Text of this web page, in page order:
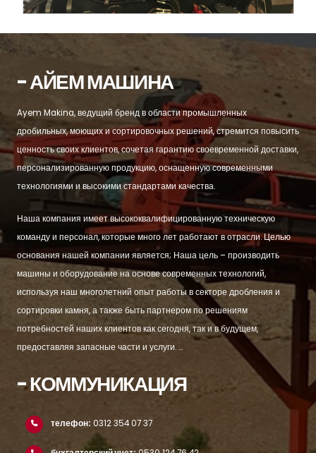
- АЙЕМ МАШИНА
Ayem Makina, ведущий бренд в области промышленных
дробильных, моющих и сортировочных решений, стремится повысить
ценность своих клиентов, сочетая гарантию своевременной доставки,
персонализированную продукцию, оснащенную современными
технологиями и высокими стандартами качества.
Наша компания имеет высококвалифицированную техническую
команду и персонал, которые много лет работают в отрасли. Целью
основания нашей компании является; Наша цель – производить
машины и оборудование на основе современных технологий,
используя наш многолетний опыт работы в секторе дробления и
сортировки камня, а также быть партнером по решениям
потребностей наших клиентов как сегодня, так и в будущем,
предоставляя запасные части и услуги. ...
- КОММУНИКАЦИЯ
телефон: 0312 354 07 37